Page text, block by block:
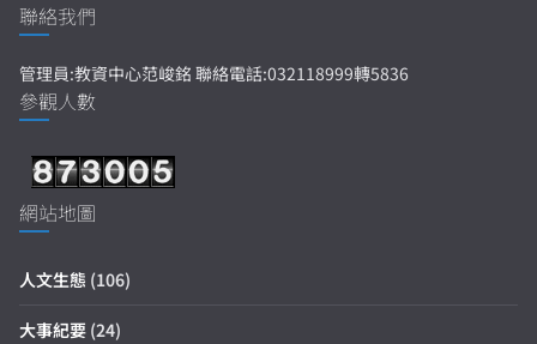
聯絡我們
管理員:教資中心范峻銘 聯絡電話:032118999轉5836
參觀人數
網站地圖
人文生態 (106)
大事紀要 (24)